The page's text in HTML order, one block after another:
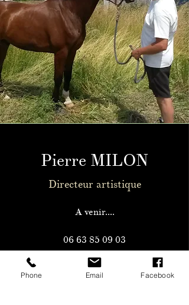
Pierre MILON
Directeur artistique
A venir....
06 63 85 09 03
dynamial.concept@gmail.com
Phone Email Facebook